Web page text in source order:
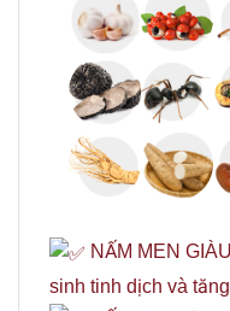
NẤM MEN
sinh tinh dịch và